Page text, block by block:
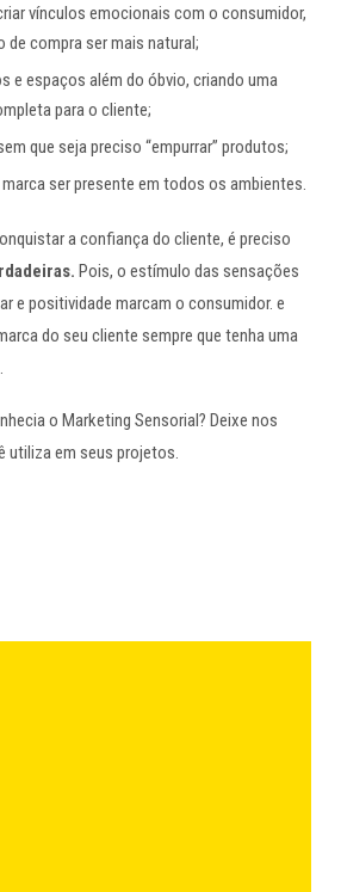
vínculos emocionais com o consumidor,
compra ser mais natural;
e espaços além do óbvio, criando uma
para o cliente;
que seja preciso “empurrar” produtos;
ser presente em todos os ambientes.
a confiança do cliente, é preciso
Pois, o estímulo das sensações
e positividade marcam o consumidor. e
do seu cliente sempre que tenha uma
o Marketing Sensorial? Deixe nos
utiliza em seus projetos.